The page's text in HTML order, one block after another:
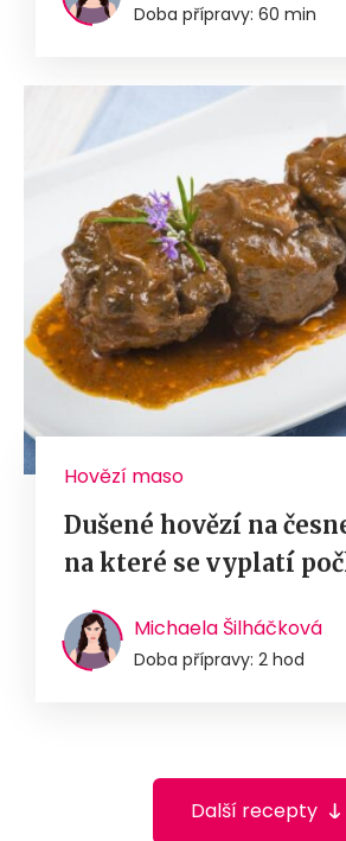
Doba přípravy: 60 min
Hovězí maso
Dušené hovězí na
na které se vyplatí
Michaela Šilháčková
Doba přípravy: 2 hod
Další recepty